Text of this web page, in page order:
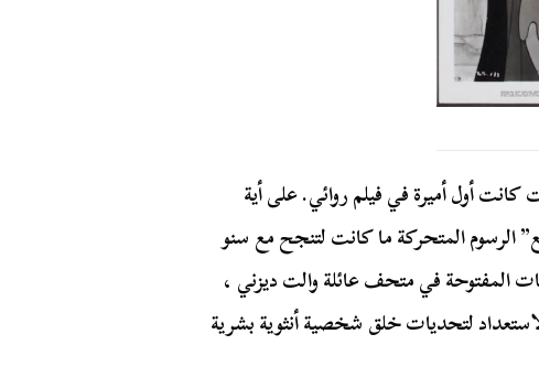
كانت أول أميرة في فيلم روائي. على أية
الرسوم المتحركة ما كانت لتنجح مع سنو
المفتوحة في متحف عائلة والت ديزني ،
لتحديات خلق شخصية أنثوية بشرية